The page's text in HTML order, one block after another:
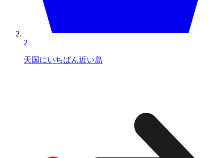
2
天国にいちばん近い島